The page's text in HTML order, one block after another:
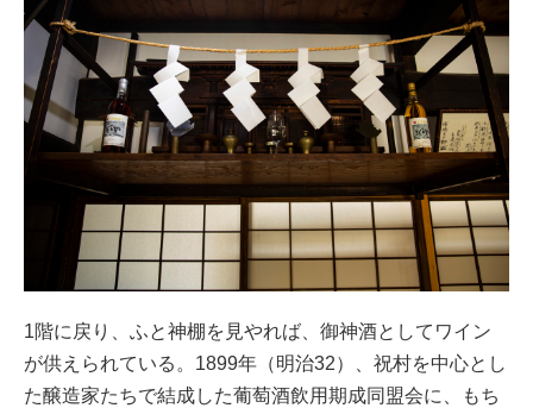
1階に戻り、ふと神棚を見やれば、御神酒としてワイン
が供えられている。1899年（明治32）、祝村を中心とし
た醸造家たちで結成した葡萄酒飲用期成同盟会に、もち